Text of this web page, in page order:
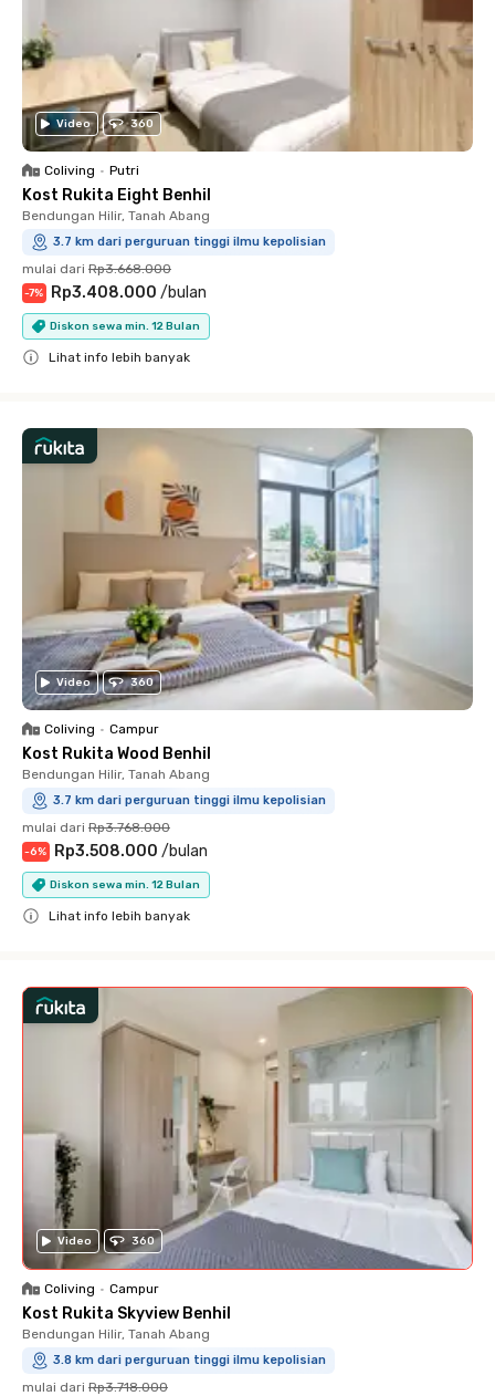
Video 360
Coliving • Putri
Kost Rukita Eight Benhil
Bendungan Hilir, Tanah Abang
3.7 km dari perguruan tinggi ilmu kepolisian
mulai dari Rp3.668.000
-7% Rp3.408.000 /bulan
Diskon sewa min. 12 Bulan
Lihat info lebih banyak
Video 360
Coliving • Campur
Kost Rukita Wood Benhil
Bendungan Hilir, Tanah Abang
3.7 km dari perguruan tinggi ilmu kepolisian
mulai dari Rp3.768.000
-6% Rp3.508.000 /bulan
Diskon sewa min. 12 Bulan
Lihat info lebih banyak
Video 360
Coliving • Campur
Kost Rukita Skyview Benhil
Bendungan Hilir, Tanah Abang
3.8 km dari perguruan tinggi ilmu kepolisian
mulai dari Rp3.718.000